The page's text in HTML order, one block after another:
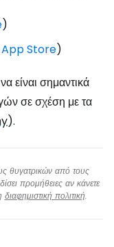
)
App Store)
είναι σημαντικά
σε σχέση με τα
).
θυγατρικών από τους
προμήθειες αν κάνετε
διαφημιστική πολιτική.